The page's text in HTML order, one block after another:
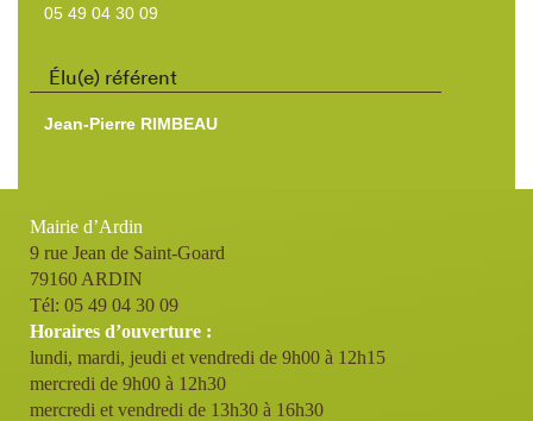
05 49 04 30 09
Élu(e) référent
Jean-Pierre RIMBEAU
Mairie d’Ardin
9 rue Jean de Saint-Goard
79160 ARDIN
Tél: 05 49 04 30 09
Horaires d’ouverture :
lundi, mardi, jeudi et vendredi de 9h00 à 12h15
mercredi de 9h00 à 12h30
mercredi et vendredi de 13h30 à 16h30